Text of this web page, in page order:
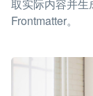
取实际内容并生
Frontmatter。